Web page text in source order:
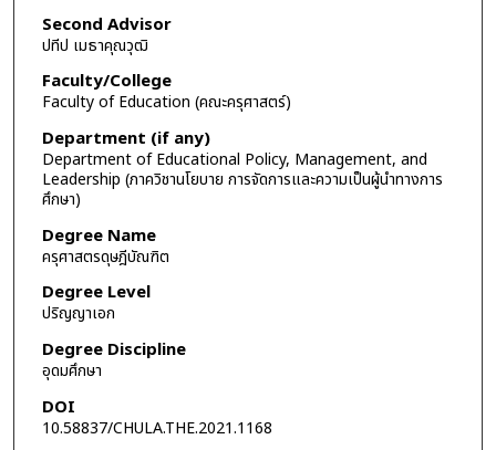
Second Advisor
ปทีป เมธาคุณวุฒิ
Faculty/College
Faculty of Education (คณะครุศาสตร์)
Department (if any)
Department of Educational Policy, Management, and
Leadership (ภาควิชานโยบาย การจัดการและความเป็นผู้นำทางการ
ศึกษา)
Degree Name
ครุศาสตรดุษฎีบัณฑิต
Degree Level
ปริญญาเอก
Degree Discipline
อุดมศึกษา
DOI
10.58837/CHULA.THE.2021.1168